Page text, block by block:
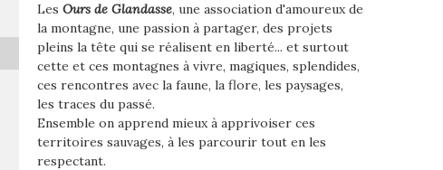
LesOurs de Glandasse, une association d'amoureux de
la montagne, une passion à partager, des projets
pleins la tête qui se réalisent en liberté... et surtout
cette et ces montagnes à vivre, magiques, splendides,
ces rencontres avec la faune, la flore, les paysages,
les traces du passé.
Ensemble on apprend mieux à apprivoiser ces
territoires sauvages, à les parcourir tout en les
respectant.